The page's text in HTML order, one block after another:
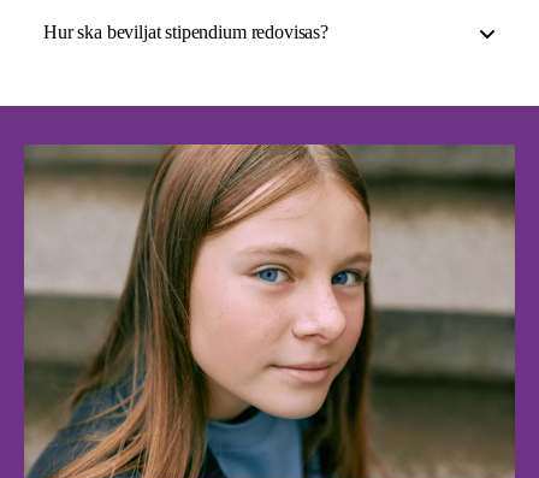
Hur ska beviljat stipendium redovisas?